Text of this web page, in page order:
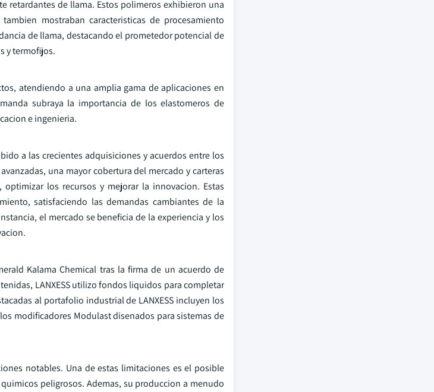
retardantes de llama. Estos polimeros exhibieron una
mostraban caracteristicas de procesamiento
de llama, destacando el prometedor potencial de
y termofijos.
atendiendo a una amplia gama de aplicaciones en
subraya la importancia de los elastomeros de
e ingenieria.
a las crecientes adquisiciones y acuerdos entre los
una mayor cobertura del mercado y carteras
los recursos y mejorar la innovacion. Estas
satisfaciendo las demandas cambiantes de la
el mercado se beneficia de la experiencia y los
Kalama Chemical tras la firma de un acuerdo de
LANXESS utilizo fondos liquidos para completar
al portafolio industrial de LANXESS incluyen los
modificadores Modulast disenados para sistemas de
notables. Una de estas limitaciones es el posible
peligrosos. Ademas, su produccion a menudo